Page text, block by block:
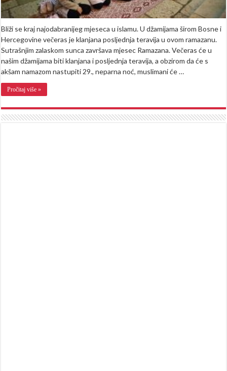
Bliži se kraj najodabranijeg mjeseca u islamu. U džamijama širom Bosne i
Hercegovine večeras je klanjana posljednja teravija u ovom ramazanu.
Sutrašnjim zalaskom sunca završava mjesec Ramazana. Večeras će u
našim džamijama biti klanjana i posljednja teravija, a obzirom da će s
akšam namazom nastupiti 29., neparna noć, muslimani će …
Pročitaj više »